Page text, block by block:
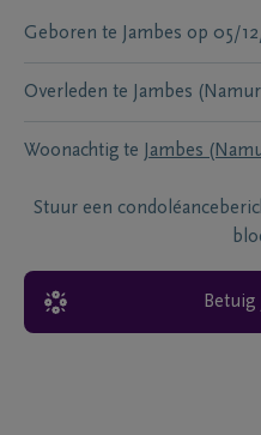
Geboren te Jambes op 05/
Overleden te Jambes
Woonachtig te Jambes
Stuur een
Betuig